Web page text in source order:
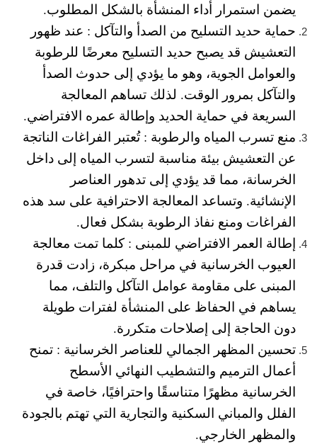
يضمن استمرار أداء المنشأة بالشكل المطلوب.
حماية حديد التسليح من الصدأ والتآكل : عند ظهور
التعشيش قد يصبح حديد التسليح معرضًا للرطوبة
والعوامل الجوية، وهو ما يؤدي إلى حدوث الصدأ
والتآكل بمرور الوقت. لذلك تساهم المعالجة
السريعة في حماية الحديد وإطالة عمره الافتراضي.
منع تسرب المياه والرطوبة :تُعتبر الفراغات الناتجة
عن التعشيش بيئة مناسبة لتسرب المياه إلى داخل
الخرسانة، مما قد يؤدي إلى تدهور العناصر
الإنشائية. وتساعد المعالجة الاحترافية على سد هذه
الفراغات ومنع نفاذ الرطوبة بشكل فعال.
إطالة العمر الافتراضي للمبنى : كلما تمت معالجة
العيوب الخرسانية في مراحل مبكرة، زادت قدرة
المبنى على مقاومة عوامل التآكل والتلف، مما
يساهم في الحفاظ على المنشأة لفترات طويلة
دون الحاجة إلى إصلاحات متكررة.
تحسين المظهر الجمالي للعناصر الخرسانية : تمنح
أعمال الترميم والتشطيب النهائي الأسطح
الخرسانية مظهرًا متناسقًا واحترافيًا، خاصة في
الفلل والمباني السكنية والتجارية التي تهتم بالجودة
والمظهر الخارجي.